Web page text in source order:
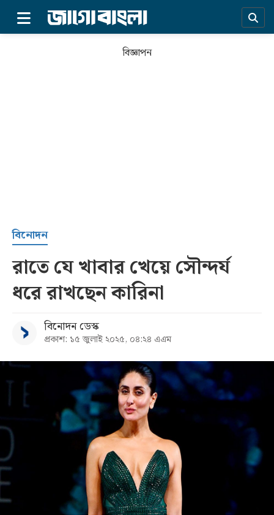
সর্বশেষ
বিভাগ
আর্কাইভ
কনভার্টার
বিজ্ঞাপন
বিনোদন
রাতে যে খাবার খেয়ে সৌন্দর্য
ধরে রাখছেন কারিনা
বিনোদন ডেস্ক
প্রকাশ: ১৫ জুলাই ২০২৫, ০৪:২৪ এএম